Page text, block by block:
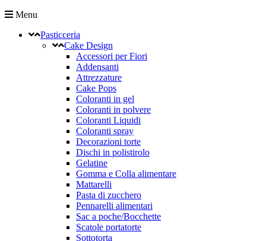
Menu
Pasticceria
Cake Design
Accessori per Fiori
Addensanti
Attrezzature
Cake Pops
Coloranti in gel
Coloranti in polvere
Coloranti Liquidi
Coloranti spray
Decorazioni torte
Dischi in polistirolo
Gelatine
Gomma e Colla alimentare
Mattarelli
Pasta di zucchero
Pennarelli alimentari
Sac a poche/Bocchette
Scatole portatorte
Sottotorta